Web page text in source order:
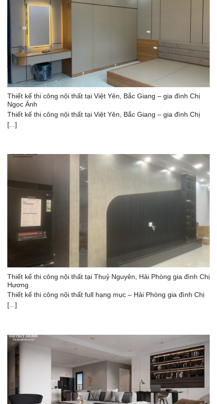
Thiết kế thi công nội thất tại Việt Yên, Bắc Giang – gia đình Chị
Ngọc Ánh
Thiết kế thi công nội thất tại Việt Yên, Bắc Giang – gia đình Chị
[...]
Thiết kế thi công nội thất tại Thuỷ Nguyên, Hải Phòng gia đình Chị
Hương
Thiết kế thi công nội thất full hạng mục – Hải Phòng gia đình Chị
[...]